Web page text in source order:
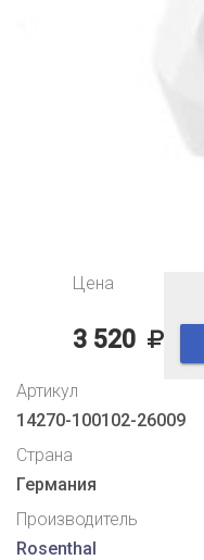
Цена
3 520
Артикул
14270-100102-26009
Страна
Германия
Производитель
Rosenthal